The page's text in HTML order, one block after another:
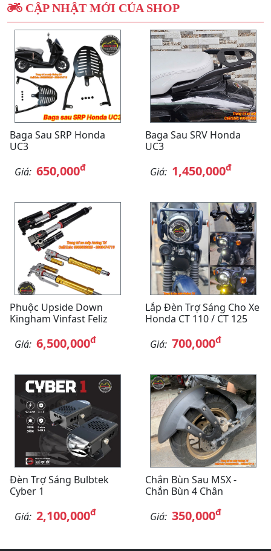
CẬP NHẬT MỚI CỦA SHOP
Baga Sau SRP Honda
UC3
Giá: 650,000đ
Baga Sau SRV Honda
UC3
Giá: 1,450,000đ
Phuộc Upside Down
Kingham Vinfast Feliz
Giá: 6,500,000đ
Lắp Đèn Trợ Sáng Cho Xe
Honda CT 110 / CT 125
Giá: 700,000đ
Đèn Trợ Sáng Bulbtek
Cyber 1
Giá: 2,100,000đ
Chắn Bùn Sau MSX -
Chắn Bùn 4 Chân
Giá: 350,000đ